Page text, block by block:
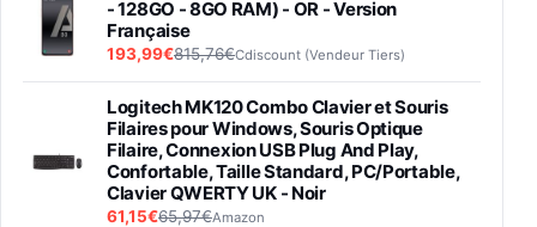
- 128GO - 8GO RAM) - OR - Version
Française
193,99€815,76€Cdiscount (Vendeur Tiers)
Logitech MK120 Combo Clavier et Souris
Filaires pour Windows, Souris Optique
Filaire, Connexion USB Plug And Play,
Confortable, Taille Standard, PC/Portable,
Clavier QWERTY UK - Noir
61,15€65,97€Amazon